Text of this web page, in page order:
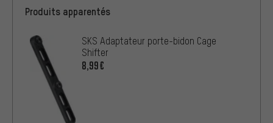
Produits apparentés
SKS Adaptateur porte-bidon Cage
Shifter
8,99€